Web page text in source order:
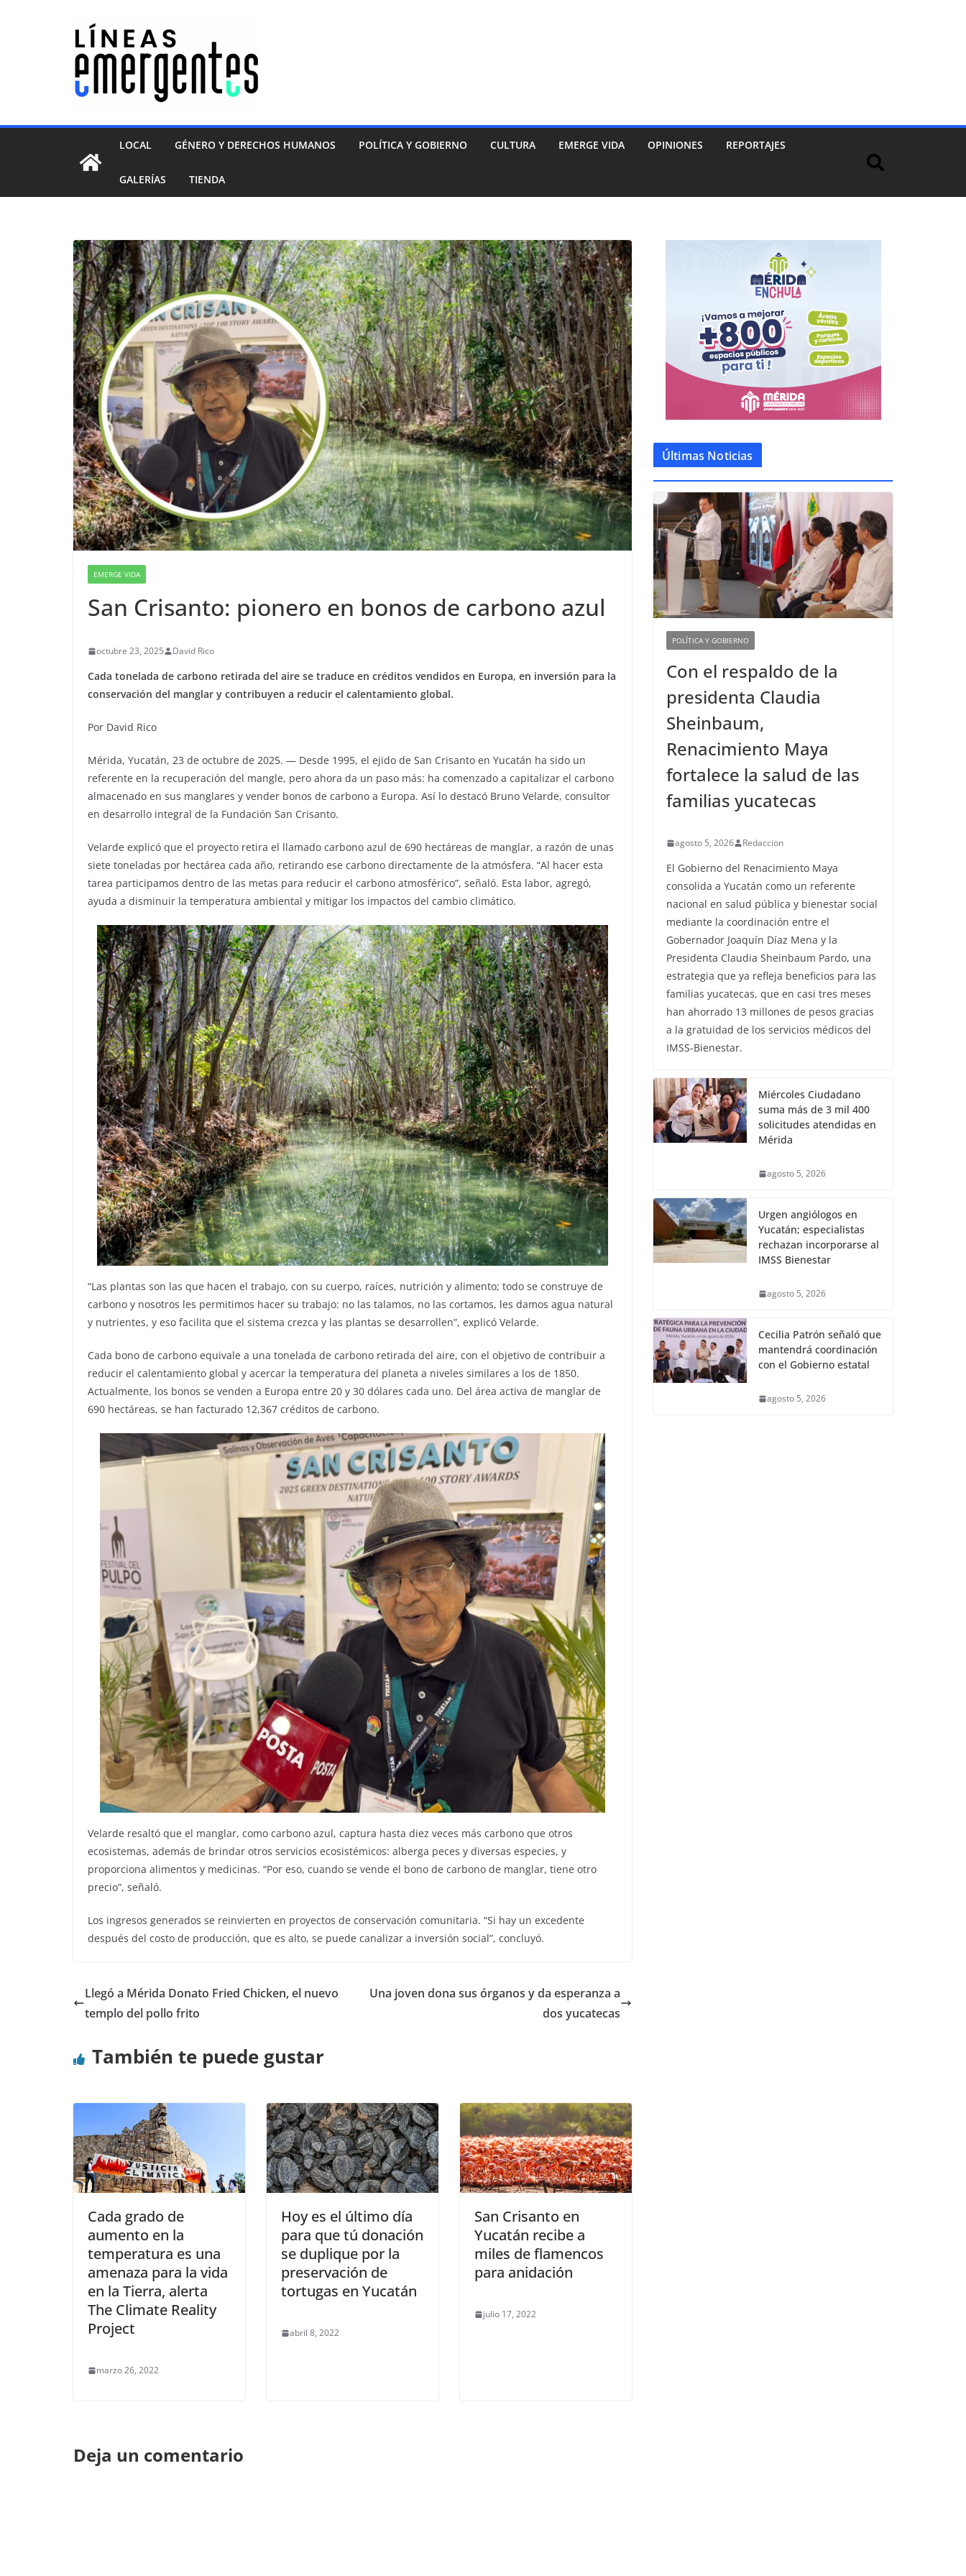
LOCAL GÉNERO Y DERECHOS HUMANOS POLÍTICA Y GOBIERNO CULTURA EMERGE VIDA OPINIONES REPORTAJES
GALERÍAS TIENDA
EMERGE VIDA
San Crisanto: pionero en bonos de carbono azul
octubre 23, 2025 David Rico
Cada tonelada de carbono retirada del aire se traduce en créditos vendidos en Europa, en inversión para la
conservación del manglar y contribuyen a reducir el calentamiento global.
Por David Rico
Mérida, Yucatán, 23 de octubre de 2025. — Desde 1995, el ejido de San Crisanto en Yucatán ha sido un
referente en la recuperación del mangle, pero ahora da un paso más: ha comenzado a capitalizar el carbono
almacenado en sus manglares y vender bonos de carbono a Europa. Así lo destacó Bruno Velarde, consultor
en desarrollo integral de la Fundación San Crisanto.
Velarde explicó que el proyecto retira el llamado carbono azul de 690 hectáreas de manglar, a razón de unas
siete toneladas por hectárea cada año, retirando ese carbono directamente de la atmósfera. “Al hacer esta
tarea participamos dentro de las metas para reducir el carbono atmosférico”, señaló. Esta labor, agregó,
ayuda a disminuir la temperatura ambiental y mitigar los impactos del cambio climático.
“Las plantas son las que hacen el trabajo, con su cuerpo, raíces, nutrición y alimento; todo se construye de
carbono y nosotros les permitimos hacer su trabajo: no las talamos, no las cortamos, les damos agua natural
y nutrientes, y eso facilita que el sistema crezca y las plantas se desarrollen”, explicó Velarde.
Cada bono de carbono equivale a una tonelada de carbono retirada del aire, con el objetivo de contribuir a
reducir el calentamiento global y acercar la temperatura del planeta a niveles similares a los de 1850.
Actualmente, los bonos se venden a Europa entre 20 y 30 dólares cada uno. Del área activa de manglar de
690 hectáreas, se han facturado 12,367 créditos de carbono.
Velarde resaltó que el manglar, como carbono azul, captura hasta diez veces más carbono que otros
ecosistemas, además de brindar otros servicios ecosistémicos: alberga peces y diversas especies, y
proporciona alimentos y medicinas. “Por eso, cuando se vende el bono de carbono de manglar, tiene otro
precio”, señaló.
Los ingresos generados se reinvierten en proyectos de conservación comunitaria. “Si hay un excedente
después del costo de producción, que es alto, se puede canalizar a inversión social”, concluyó.
Llegó a Mérida Donato Fried Chicken, el nuevo
templo del pollo frito
Una joven dona sus órganos y da esperanza a
dos yucatecas
También te puede gustar
Cada grado de
aumento en la
temperatura es una
amenaza para la vida
en la Tierra, alerta
The Climate Reality
Project
marzo 26, 2022
Hoy es el último día
para que tú donación
se duplique por la
preservación de
tortugas en Yucatán
abril 8, 2022
San Crisanto en
Yucatán recibe a
miles de flamencos
para anidación
julio 17, 2022
Deja un comentario
Últimas Noticias
POLÍTICA Y GOBIERNO
Con el respaldo de la
presidenta Claudia
Sheinbaum,
Renacimiento Maya
fortalece la salud de las
familias yucatecas
agosto 5, 2026 Redaccion
El Gobierno del Renacimiento Maya
consolida a Yucatán como un referente
nacional en salud pública y bienestar social
mediante la coordinación entre el
Gobernador Joaquín Díaz Mena y la
Presidenta Claudia Sheinbaum Pardo, una
estrategia que ya refleja beneficios para las
familias yucatecas, que en casi tres meses
han ahorrado 13 millones de pesos gracias
a la gratuidad de los servicios médicos del
IMSS-Bienestar.
Miércoles Ciudadano
suma más de 3 mil 400
solicitudes atendidas en
Mérida
agosto 5, 2026
Urgen angiólogos en
Yucatán; especialistas
rechazan incorporarse al
IMSS Bienestar
agosto 5, 2026
Cecilia Patrón señaló que
mantendrá coordinación
con el Gobierno estatal
agosto 5, 2026